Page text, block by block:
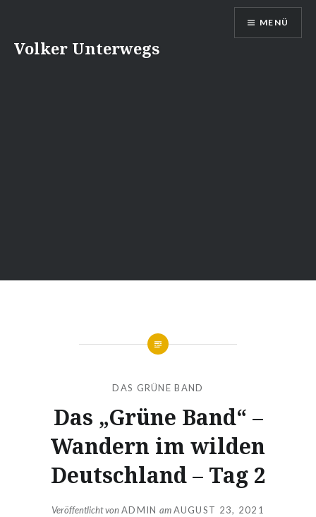
InhaltVolker Unterwegs
MENÜ
DAS GRÜNE BAND
Das „Grüne Band“ –
Wandern im wilden
Deutschland – Tag 2
Veröffentlicht vonADMIN amAUGUST 23, 2021